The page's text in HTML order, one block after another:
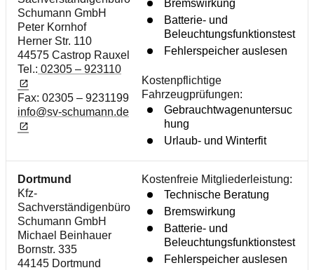
Schumann GmbH
Peter Kornhof
Herner Str. 110
44575 Castrop Rauxel
Tel.: 02305 – 923110
Fax: 02305 – 9231199
info@sv-schumann.de
Bremswirkung
Batterie- und
Beleuchtungsfunktionstest
Fehlerspeicher auslesen
Kostenpflichtige
Fahrzeugprüfungen:
Gebrauchtwagenuntersuc
hung
Urlaub- und Winterfit
Dortmund
Kfz-
Sachverständigenbüro
Schumann GmbH
Michael Beinhauer
Bornstr. 335
44145 Dortmund
Kostenfreie Mitgliederleistung:
Technische Beratung
Bremswirkung
Batterie- und
Beleuchtungsfunktionstest
Fehlerspeicher auslesen